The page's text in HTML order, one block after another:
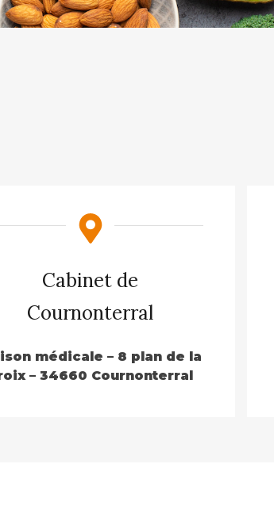
Cabinet de
Cournonterral
médicale – 8 plan de la
– 34660 Cournonterral